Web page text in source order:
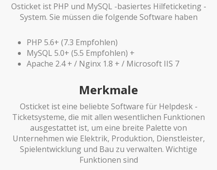
Osticket ist PHP und MySQL -basiertes Hilfeticketing -
System. Sie müssen die folgende Software haben
PHP 5.6+ (7.3 Empfohlen)
MySQL 5.0+ (5.5 Empfohlen) +
Apache 2.4 + / Nginx 1.8 + / Microsoft IIS 7
Merkmale
Osticket ist eine beliebte Software für Helpdesk -
Ticketsysteme, die mit allen wesentlichen Funktionen
ausgestattet ist, um eine breite Palette von
Unternehmen wie Elektrik, Produktion, Dienstleister,
Spielentwicklung und Bau zu verwalten. Wichtige
Funktionen sind